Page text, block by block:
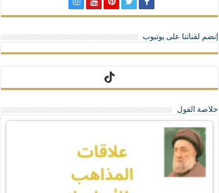
إنضم لقناتنا على يوتيوب
تيك توك
خلاصة القول